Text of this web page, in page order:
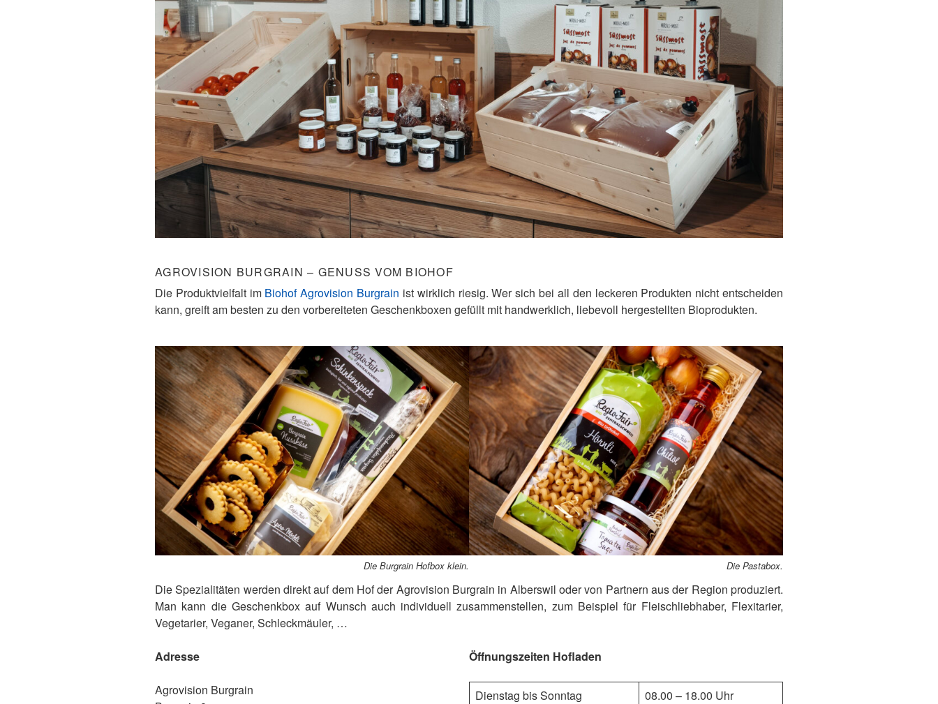
AGROVISION BURGRAIN – GENUSS VOM BIOHOF
Die Produktvielfalt im Biohof Agrovision Burgrain ist wirklich riesig. Wer sich bei all den leckeren Produkten nicht entscheiden
kann, greift am besten zu den vorbereiteten Geschenkboxen gefüllt mit handwerklich, liebevoll hergestellten Bioprodukten.
Die Burgrain Hofbox klein. Die Pastabox.
Die Spezialitäten werden direkt auf dem Hof der Agrovision Burgrain in Alberswil oder von Partnern aus der Region produziert.
Man kann die Geschenkbox auf Wunsch auch individuell zusammenstellen, zum Beispiel für Fleischliebhaber, Flexitarier,
Vegetarier, Veganer, Schleckmäuler, …
Adresse
Agrovision Burgrain
Öffnungszeiten Hofladen
Dienstag bis Sonntag 08.00 – 18.00 Uhr